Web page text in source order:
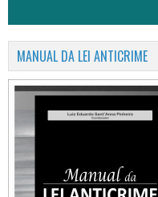
MANUAL DA LEI ANTICRIME